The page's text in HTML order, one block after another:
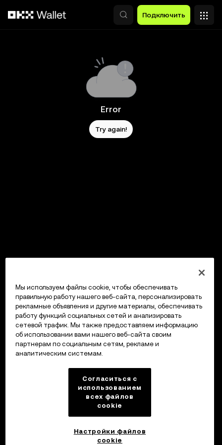
Подключить
Error
Try again!
Мы используем файлы cookie, чтобы обеспечивать
правильную работу нашего веб-сайта, персонализировать
рекламные объявления и другие материалы, обеспечивать
работу функций социальных сетей и анализировать
сетевой трафик. Мы также предоставляем информацию
об использовании вами нашего веб-сайта своим
партнерам по социальным сетям, рекламе и
аналитическим системам.
Согласиться с
использованием
всех файлов
cookie
Настройки файлов
cookie